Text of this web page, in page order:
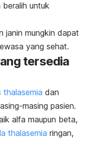
beralih untuk
janin mungkin dapat
yang sehat.
tersedia
thalasemia dan
masing pasien.
alfa maupun beta,
thalasemia ringan,